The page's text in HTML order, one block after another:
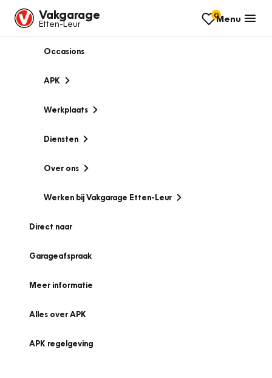
Vakgarage
Etten-Leur
0Menu
Occasions
APK
Werkplaats
Diensten
Over ons
Werken bij Vakgarage Etten-Leur
Direct naar
Garageafspraak
Meer informatie
Alles over APK
APK regelgeving